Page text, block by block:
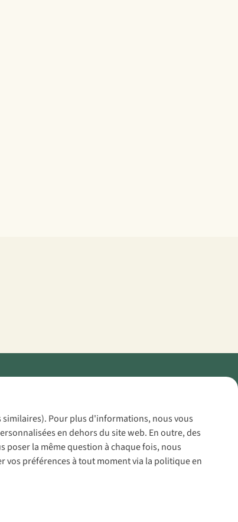
Pour plus d'informations, nous vous
en dehors du site web. En outre, des
poser la même question à chaque fois, nous
vos préférences à tout moment via la politique en